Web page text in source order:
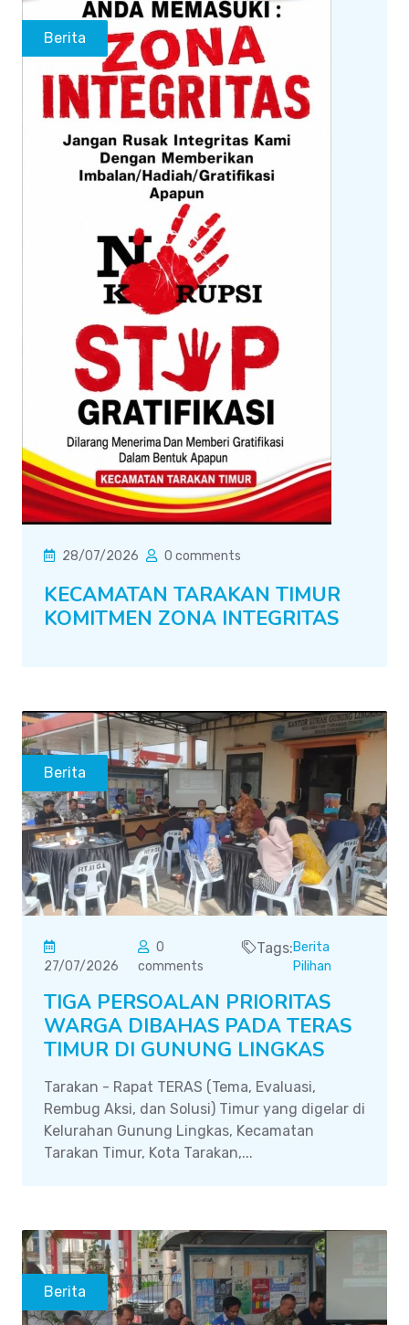
Berita
28/07/2026 0 comments
KECAMATAN TARAKAN TIMUR
KOMITMEN ZONA INTEGRITAS
Berita
27/07/2026
0
comments
Tags:Berita
Pilihan
TIGA PERSOALAN PRIORITAS
WARGA DIBAHAS PADA TERAS
TIMUR DI GUNUNG LINGKAS
Tarakan - Rapat TERAS (Tema, Evaluasi,
Rembug Aksi, dan Solusi) Timur yang digelar di
Kelurahan Gunung Lingkas, Kecamatan
Tarakan Timur, Kota Tarakan,...
Berita